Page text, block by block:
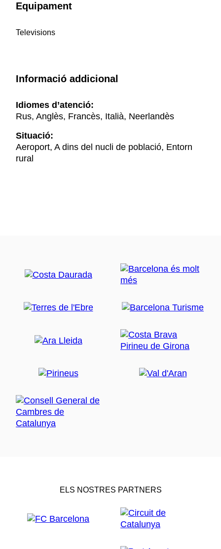
Equipament
Televisions
Informació addicional
Idiomes d’atenció:
Rus, Anglès, Francès, Italià, Neerlandès
Situació:
Aeroport, A dins del nucli de població, Entorn
rural
ELS NOSTRES PARTNERS